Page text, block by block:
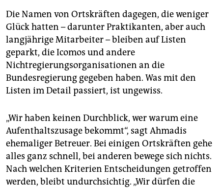
Die Namen von Ortskräften dagegen, die weniger
Glück hatten – darunter Praktikanten, aber auch
langjährige Mitarbeiter – bleiben auf Listen
geparkt, die Icomos und andere
Nichtregierungsorganisationen an die
Bundesregierung gegeben haben. Was mit den
Listen im Detail passiert, ist ungewiss.
„Wir haben keinen Durchblick, wer warum eine
Aufenthaltszusage bekommt“, sagt Ahmadis
ehemaliger Betreuer. Bei einigen Ortskräften gehe
alles ganz schnell, bei anderen bewege sich nichts.
Nach welchen Kriterien Entscheidungen getroffen
werden, bleibt undurchsichtig. „Wir dürfen die